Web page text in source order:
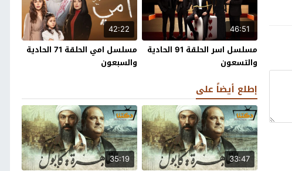
46:51
مسلسل اسر الحلقة 91 الحادية
والتسعون
42:22
مسلسل امي الحلقة 71 الحادية
والسبعون
إطلع أيضاً على
33:47
35:19